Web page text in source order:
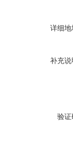
详细
补充
验